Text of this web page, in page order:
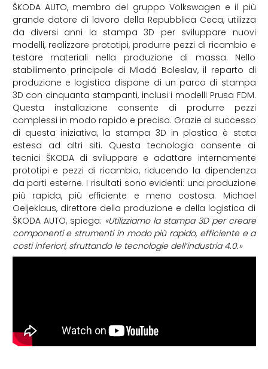
ŠKODA AUTO, membro del gruppo Volkswagen e il più
grande datore di lavoro della Repubblica Ceca, utilizza
da diversi anni la stampa 3D per sviluppare nuovi
modelli, realizzare prototipi, produrre pezzi di ricambio e
testare materiali nella produzione di massa. Nello
stabilimento principale di Mladá Boleslav, il reparto di
produzione e logistica dispone di un parco di stampa
3D con cinquanta stampanti, inclusi i modelli Prusa FDM.
Questa installazione consente di produrre pezzi
complessi in modo rapido e preciso. Grazie al successo
di questa iniziativa, la stampa 3D in plastica è stata
estesa ad altri siti. Questa tecnologia consente ai
tecnici ŠKODA di sviluppare e adattare internamente
prototipi e pezzi di ricambio, riducendo la dipendenza
da parti esterne. I risultati sono evidenti: una produzione
più rapida, più efficiente e meno costosa. Michael
Oeljeklaus, direttore della produzione e della logistica di
ŠKODA AUTO, spiega: «Utilizziamo la stampa 3D per creare
componenti e strumenti in modo più rapido, efficiente e a
costi inferiori, sfruttando le tecnologie dell’industria 4.0.»